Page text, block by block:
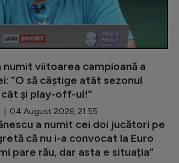
numit viitoarea campioană a
”O să câștige atât sezonul
și play-off-ul!”
| 04 August 2026, 21:55
a numit cei doi jucători pe
că nu i-a convocat la Euro
pare rău, dar asta e situația”